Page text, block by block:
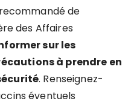
de
des Affaires
sur les
à prendre en
. Renseignez-
éventuels